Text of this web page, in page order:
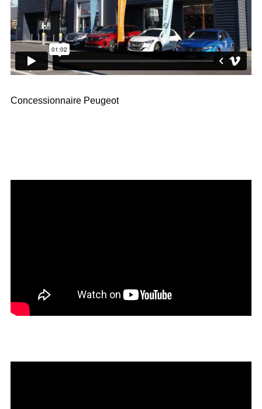
Concessionnaire Peugeot